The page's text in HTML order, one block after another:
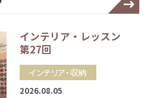
インテリア・レッスン
第27回
インテリア・収納
2026.08.05